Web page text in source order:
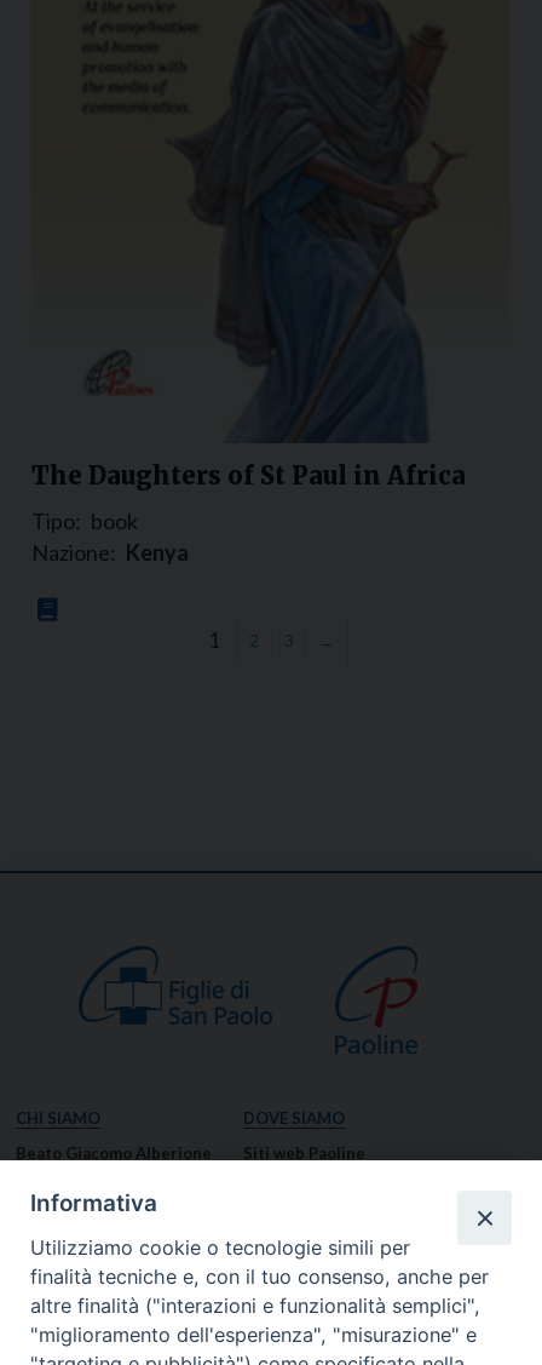
The Daughters of St Paul in Africa
Tipo: book
Nazione: Kenya
1 2 3 →
CHI SIAMO
Beato Giacomo Alberione
Missione Paolina
Luoghi delle Origini
Governo Generale
DOVE SIAMO
Siti web Paoline
Notizie dal governo generale
Notizie in breve
RISORSE
Informativa
Utilizziamo cookie o tecnologie simili per
finalità tecniche e, con il tuo consenso, anche per
altre finalità ("interazioni e funzionalità semplici",
"miglioramento dell'esperienza", "misurazione" e